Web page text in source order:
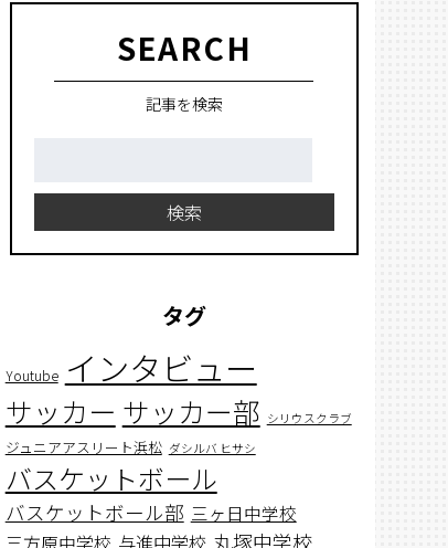
SEARCH
記事を検索
検索
タグ
Youtube インタビュー
サッカー サッカー部 シリウスクラブ
ジュニアアスリート浜松 ダシルバ ヒサシ
バスケットボール
バスケットボール部 三ヶ日中学校
与進中学校 丸塚中学校